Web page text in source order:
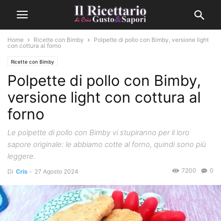
Home Ricette con Bimby
Polpette di pollo con Bimby, versione light
con cottura al forno
Ricette con Bimby
Polpette di pollo con Bimby,
versione light con cottura al
forno
Le polpette di pollo con Bimby vi stupiranno per il loro
sapore originale: le abbiamo cotte al forno, quindi sono più
leggere.
Di Cris - 27 Agosto 2024 0
7200